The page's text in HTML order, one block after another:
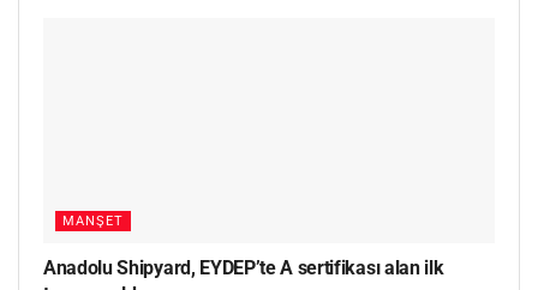
MANŞET
Anadolu Shipyard, EYDEP’te A sertifikası alan ilk